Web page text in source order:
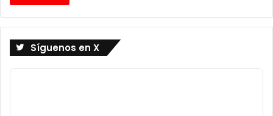
Síguenos en X